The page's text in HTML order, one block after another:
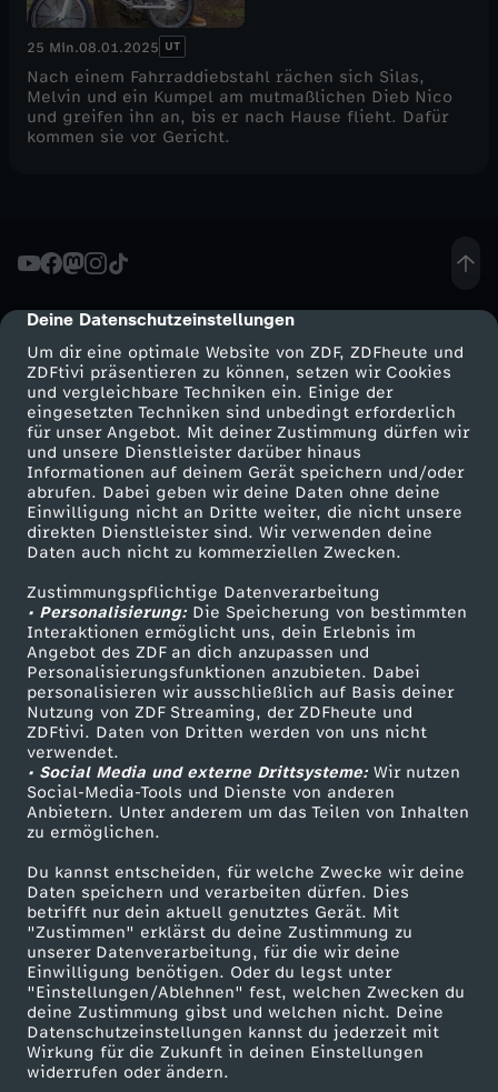
cmp-dialog-description
Deine Datenschutzeinstellungen
Um dir eine optimale Website von ZDF, ZDFheute und
ZDFtivi präsentieren zu können, setzen wir Cookies
und vergleichbare Techniken ein. Einige der
eingesetzten Techniken sind unbedingt erforderlich
für unser Angebot. Mit deiner Zustimmung dürfen wir
und unsere Dienstleister darüber hinaus
Informationen auf deinem Gerät speichern und/oder
abrufen. Dabei geben wir deine Daten ohne deine
Einwilligung nicht an Dritte weiter, die nicht unsere
direkten Dienstleister sind. Wir verwenden deine
Daten auch nicht zu kommerziellen Zwecken.
Zustimmungspflichtige Datenverarbeitung
• Personalisierung:Die Speicherung von bestimmten
Interaktionen ermöglicht uns, dein Erlebnis im
Angebot des ZDF an dich anzupassen und
Personalisierungsfunktionen anzubieten. Dabei
personalisieren wir ausschließlich auf Basis deiner
Nutzung von ZDF Streaming, der ZDFheute und
ZDFtivi. Daten von Dritten werden von uns nicht
verwendet.
• Social Media und externe Drittsysteme:Wir nutzen
Social-Media-Tools und Dienste von anderen
Anbietern. Unter anderem um das Teilen von Inhalten
zu ermöglichen.
Du kannst entscheiden, für welche Zwecke wir deine
Daten speichern und verarbeiten dürfen. Dies
betrifft nur dein aktuell genutztes Gerät. Mit
"Zustimmen" erklärst du deine Zustimmung zu
unserer Datenverarbeitung, für die wir deine
Einwilligung benötigen. Oder du legst unter
"Einstellungen/Ablehnen" fest, welchen Zwecken du
deine Zustimmung gibst und welchen nicht. Deine
Datenschutzeinstellungen kannst du jederzeit mit
Wirkung für die Zukunft in deinen Einstellungen
widerrufen oder ändern.
25 Min.08.01.2025 UT
Nach einem Fahrraddiebstahl rächen sich Silas,
Melvin und ein Kumpel am mutmaßlichen Dieb Nico
und greifen ihn an, bis er nach Hause flieht. Dafür
kommen sie vor Gericht.
Mehr ZDF
ZDF-Apps
Smart TV
ZDFtext
Livestreams
Sendungen A-Z
TV-Programm
Service
ZDFmitreden
Kontakt zum ZDF
Tickets
Zuschauerservice
Hilfe
ZDF Unternehmen
Karriere
ZDF goes Schule
Werbefernsehen
Mainzelmännchen